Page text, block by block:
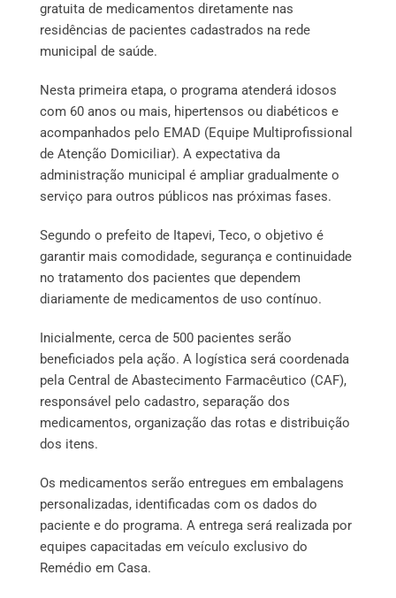
gratuita de medicamentos diretamente nas
residências de pacientes cadastrados na rede
municipal de saúde.
Nesta primeira etapa, o programa atenderá idosos
com 60 anos ou mais, hipertensos ou diabéticos e
acompanhados pelo EMAD (Equipe Multiprofissional
de Atenção Domiciliar). A expectativa da
administração municipal é ampliar gradualmente o
serviço para outros públicos nas próximas fases.
Segundo o prefeito de Itapevi, Teco, o objetivo é
garantir mais comodidade, segurança e continuidade
no tratamento dos pacientes que dependem
diariamente de medicamentos de uso contínuo.
Inicialmente, cerca de 500 pacientes serão
beneficiados pela ação. A logística será coordenada
pela Central de Abastecimento Farmacêutico (CAF),
responsável pelo cadastro, separação dos
medicamentos, organização das rotas e distribuição
dos itens.
Os medicamentos serão entregues em embalagens
personalizadas, identificadas com os dados do
paciente e do programa. A entrega será realizada por
equipes capacitadas em veículo exclusivo do
Remédio em Casa.